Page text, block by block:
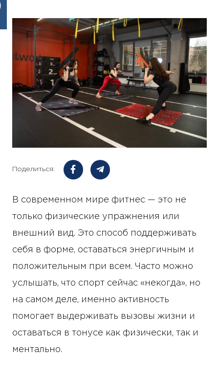
Поделиться:
В современном мире фитнес — это не
только физические упражнения или
внешний вид. Это способ поддерживать
себя в форме, оставаться энергичным и
положительным при всем. Часто можно
услышать, что спорт сейчас «некогда», но
на самом деле, именно активность
помогает выдерживать вызовы жизни и
оставаться в тонусе как физически, так и
ментально.